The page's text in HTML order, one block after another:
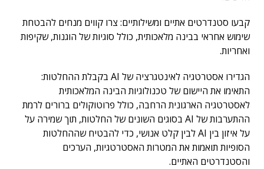
קבעו סטנדרטים אתיים ומשילותיים: צרו קווים מנחים להבטחת
שימוש אחראי בבינה מלאכותית, כולל סוגיות של הוגנות, שקיפות
ואחריות.
הגדירו אסטרטגיה לאינטגרציה של AI בקבלת ההחלטות:
התאימו את היישום של טכנולוגיות הבינה המלאכותית
לאסטרטגיה הארגונית הרחבה, כולל פרוטוקולים ברורים לרמת
ההתערבות של AI בסוגים השונים של החלטות, תוך שמירה על
על איזון בין AI לבין קלט אנושי, כדי להבטיח שההחלטות
הסופיות תואמות את המטרות האסטרטגיות, הערכים
והסטנדרטים האתיים.